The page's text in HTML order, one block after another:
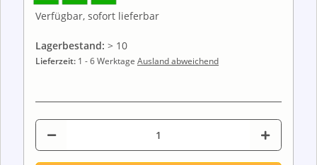
Verfügbar, sofort lieferbar
Lagerbestand: > 10
Lieferzeit: 1 - 6 Werktage Ausland abweichend